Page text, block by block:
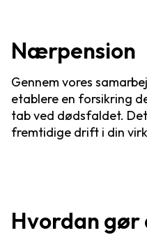
Nærpension
Gennem vores
etablere en forsikring
tab ved dødsfaldet.
fremtidige drift i din
Hvordan gør